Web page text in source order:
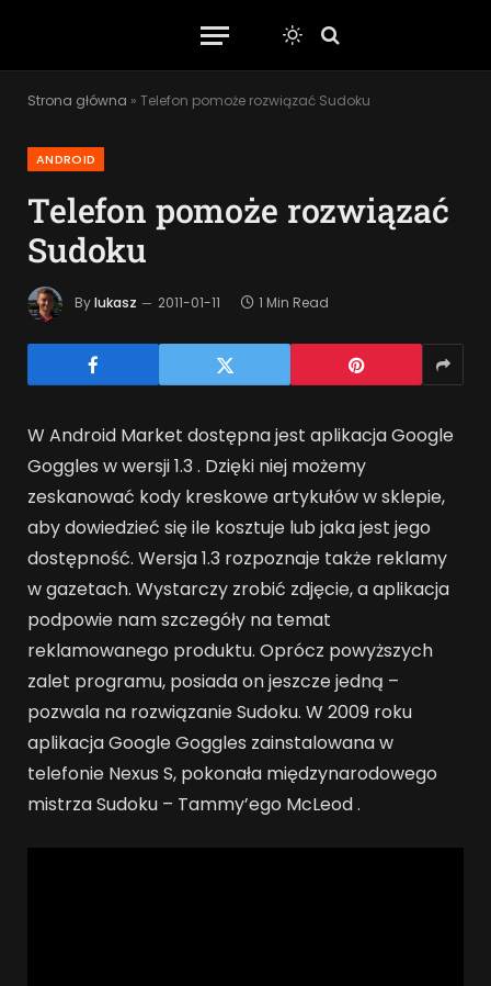
Strona główna » Telefon pomoże rozwiązać Sudoku
ANDROID
Telefon pomoże rozwiązać
Sudoku
Bylukasz 2011-01-11 1 Min Read
W Android Market dostępna jest aplikacja Google
Goggles w wersji 1.3 . Dzięki niej możemy
zeskanować kody kreskowe artykułów w sklepie,
aby dowiedzieć się ile kosztuje lub jaka jest jego
dostępność. Wersja 1.3 rozpoznaje także reklamy
w gazetach. Wystarczy zrobić zdjęcie, a aplikacja
podpowie nam szczegóły na temat
reklamowanego produktu. Oprócz powyższych
zalet programu, posiada on jeszcze jedną –
pozwala na rozwiązanie Sudoku. W 2009 roku
aplikacja Google Goggles zainstalowana w
telefonie Nexus S, pokonała międzynarodowego
mistrza Sudoku – Tammy’ego McLeod .